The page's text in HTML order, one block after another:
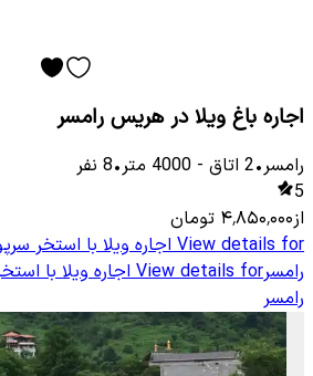
اجاره باغ ویلا در هریس رامسر
رامسر•
2 اتاق -
4000 متر•
8 نفر
5
از۴٬۸۵۰٬۰۰۰ تومان
View details for اجاره ویلا با استخر
رامسرView details for اجاره ویلا با
رامسر